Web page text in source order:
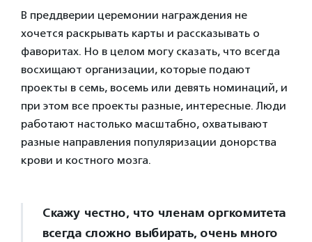
В преддверии церемонии награждения не
хочется раскрывать карты и рассказывать о
фаворитах. Но в целом могу сказать, что всегда
восхищают организации, которые подают
проекты в семь, восемь или девять номинаций, и
при этом все проекты разные, интересные. Люди
работают настолько масштабно, охватывают
разные направления популяризации донорства
крови и костного мозга.
Скажу честно, что членам оргкомитета
всегда сложно выбирать, очень много